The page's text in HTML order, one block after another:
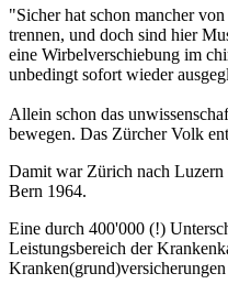
"Sicher hat schon mancher
trennen, und doch sind hier
eine Wirbelverschiebung im
unbedingt sofort wieder
Allein schon das
bewegen. Das Zürcher Volk
Damit war Zürich nach Luzern
Bern 1964.
Eine durch 400'000 (!)
Leistungsbereich der